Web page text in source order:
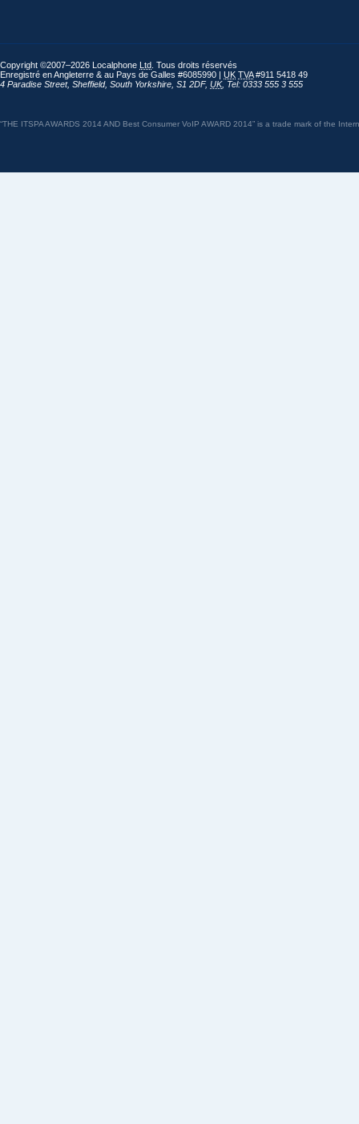
Copyright ©2007–2026 Localphone Ltd . Tous droits réservés
Enregistré en Angleterre & au Pays de Galles #6085990 | UK TVA#911 5418 49
4 Paradise Street, Sheffield, South Yorkshire S1 2DF, UK, Tel: 0333 555 3 555
“THE ITSPA AWARDS 2014 AND Best Consumer VoIP AWARD 2014” is a trade mark of the